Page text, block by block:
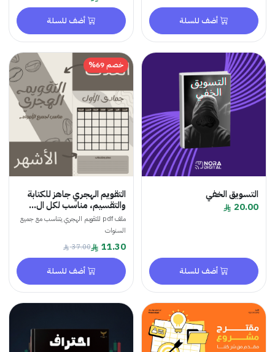
أضف للسلة أضف للسلة
الخفي
أضف للسلة
خصم 69%
التقويم الهجري جاهز للكتابة
والتقسيم، مناسب لكل ال...
ملف pdf للتقويم الهجري يتناسب مع جميع
37.00
أضف للسلة